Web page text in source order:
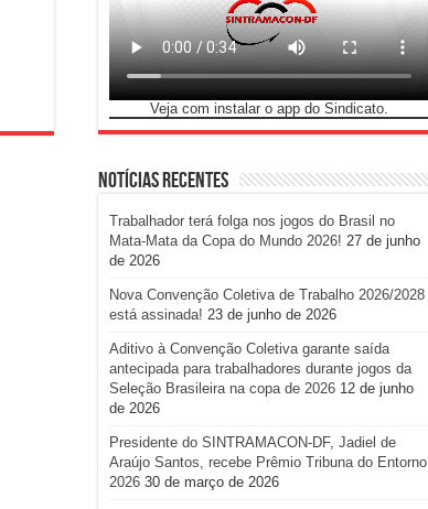
Veja com instalar o app do Sindicato.
Notícias Recentes
Trabalhador terá folga nos jogos do Brasil no
Mata-Mata da Copa do Mundo 2026! 27 de junho
de 2026
Nova Convenção Coletiva de Trabalho 2026/2028
está assinada! 23 de junho de 2026
Aditivo à Convenção Coletiva garante saída
antecipada para trabalhadores durante jogos da
Seleção Brasileira na copa de 2026 12 de junho
de 2026
Presidente do SINTRAMACON-DF, Jadiel de
Araújo Santos, recebe Prêmio Tribuna do Entorno
2026 30 de março de 2026